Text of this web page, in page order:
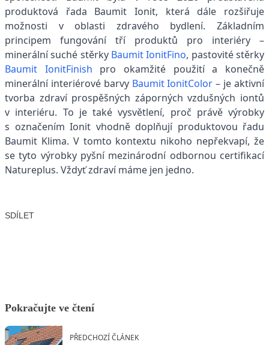
produktová řada Baumit Ionit, která dále rozšiřuje
možnosti v oblasti zdravého bydlení. Základním
principem fungování tří produktů pro interiéry –
minerální suché stěrky Baumit IonitFino, pastovité stěrky
Baumit IonitFinish pro okamžité použití a konečně
minerální interiérové barvy Baumit IonitColor – je aktivní
tvorba zdraví prospěšných záporných vzdušných iontů
v interiéru. To je také vysvětlení, proč právě výrobky
s označením Ionit vhodně doplňují produktovou řadu
Baumit Klima. V tomto kontextu nikoho nepřekvapí, že
se tyto výrobky pyšní mezinárodní odbornou certifikací
Natureplus. Vždyť zdraví máme jen jedno.
SDÍLET
Pokračujte ve čtení
PŘEDCHOZÍ ČLÁNEK